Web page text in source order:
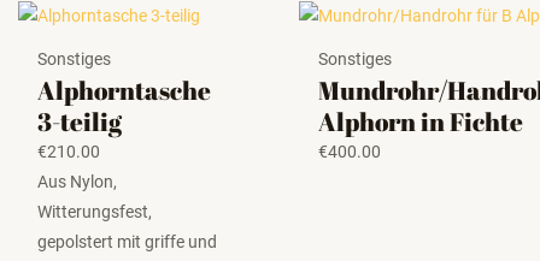
Sonstiges
Alphorntasche
3-teilig
€210.00
Aus Nylon,
Witterungsfest,
gepolstert mit griffe und
Sonstiges
Mundrohr/
Alphorn in Fichte
€400.00